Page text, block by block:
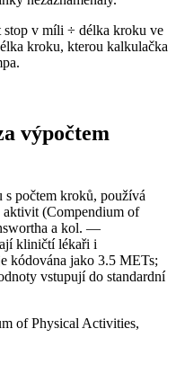
stop v míli ÷ délka kroku ve
kroku, kterou kalkulačka
výpočtem
s počtem kroků, používá
(Compendium of
a kol. —
kliničtí lékaři i
kódována jako 3.5 METs;
vstupují do standardní
of Physical Activities,